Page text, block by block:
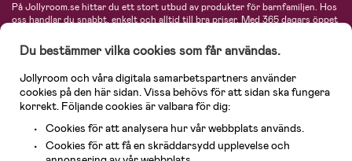
På Jollyroom.se hittar du ett stort utbud av produkter för barnfamiljen. Hos
oss handlar du snabbt, enkelt och alltid till bra priser.Med 365 dagars öppet
hos oss. I vårt sortiment hittar du barnvagnar, bilstolar, kläder för barn och
baby, produkter för mamman, massor av inspirerande inredning, leksaker,
babyprodukter och mycket mer. Vi erbjuder produkter från välkända
varumärken så som Britax, Maxi-Cosi, Baby Jogger, BabyBjörn, Didriksons,
KidKraft, Ergobaby, Philips Avent, Neonate, Cybex, LEGO och många fler.
Välkommen in och kika runt i Nordens största barn- och babybutik på nätet!
Du bestämmer vilka cookies som får användas.
Jollyroom och våra digitala samarbetspartners använder
cookies på den här sidan. Vissa behövs för att sidan ska fungera
korrekt. Följande cookies är valbara för dig:
Cookies för att analysera hur vår webbplats används.
Cookies för att få en skräddarsydd upplevelse och